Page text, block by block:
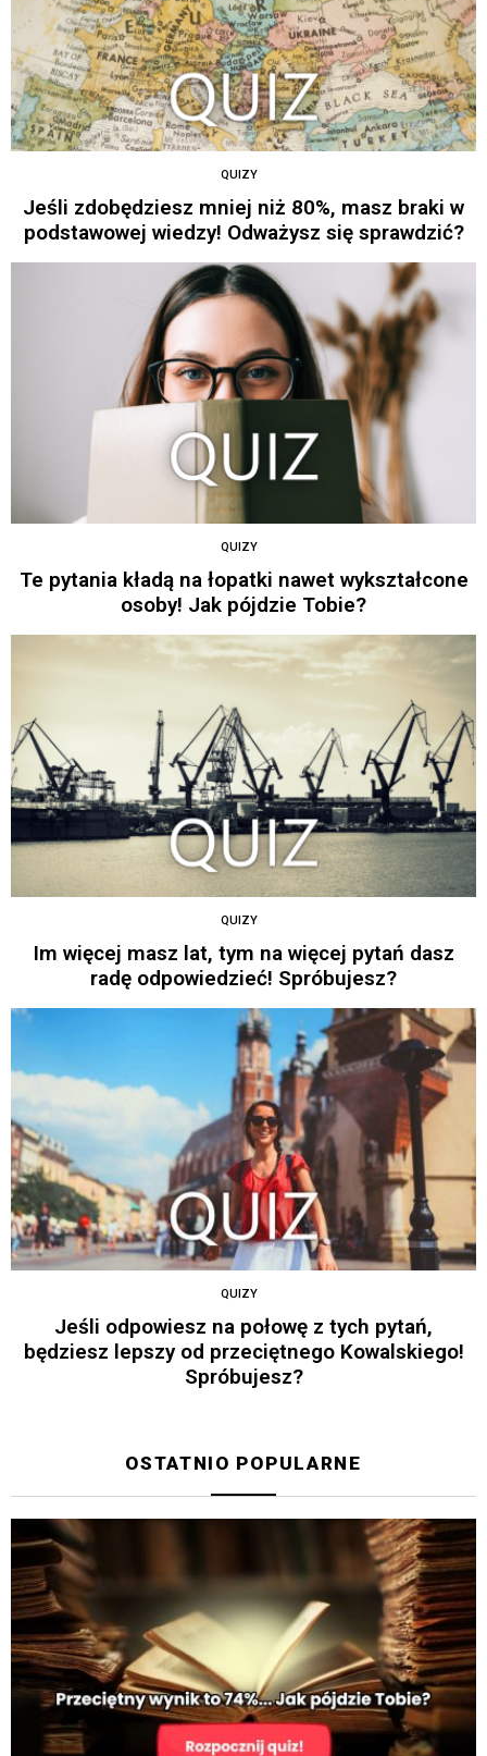
QUIZY
Jeśli zdobędziesz mniej niż 80%, masz braki w
podstawowej wiedzy! Odważysz się sprawdzić?
QUIZY
Te pytania kładą na łopatki nawet wykształcone
osoby! Jak pójdzie Tobie?
QUIZY
Im więcej masz lat, tym na więcej pytań dasz
radę odpowiedzieć! Spróbujesz?
QUIZY
Jeśli odpowiesz na połowę z tych pytań,
będziesz lepszy od przeciętnego Kowalskiego!
Spróbujesz?
OSTATNIO POPULARNE